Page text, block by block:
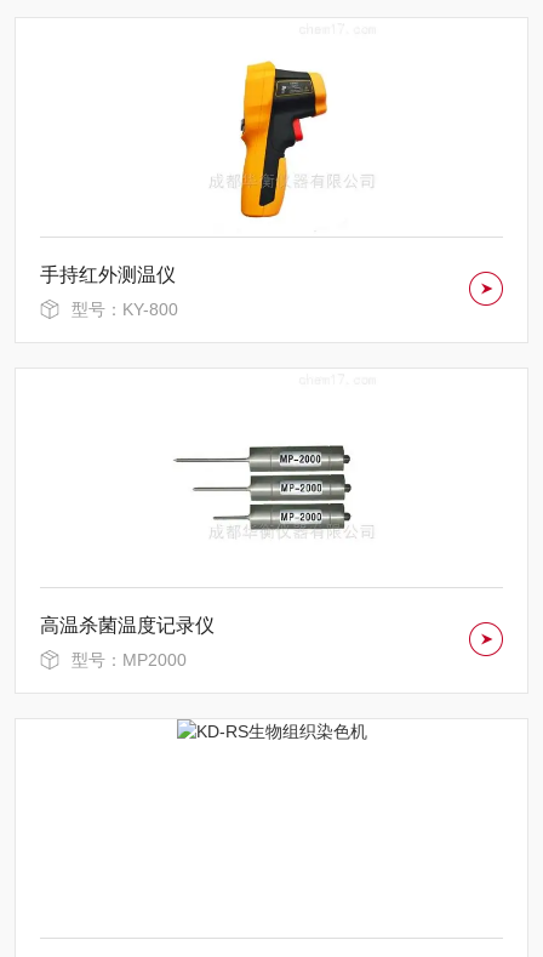
手持红外测温仪
型号：KY-800
高温杀菌温度记录仪
型号：MP2000